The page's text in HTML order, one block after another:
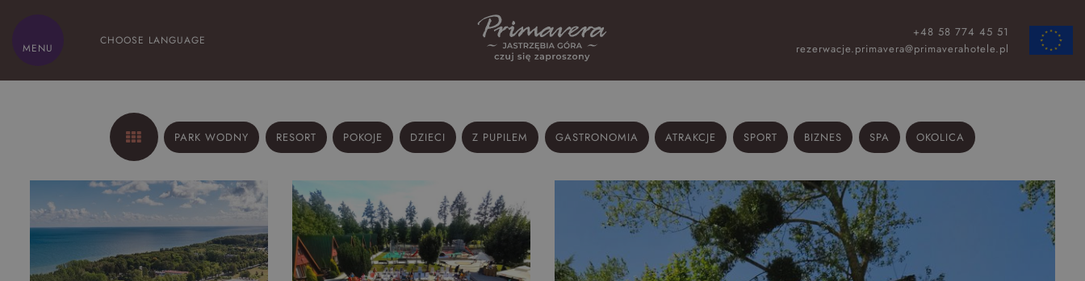
HOME
ZAMKNIJ
MENU
CHOOSE LANGUAGE
+48 58 774 45 51
rezerwacje.primavera@primaverahotele.pl
PARK WODNY RESORT POKOJE DZIECI Z PUPILEM GASTRONOMIA ATRAKCJE SPORT BIZNES SPA OKOLICA